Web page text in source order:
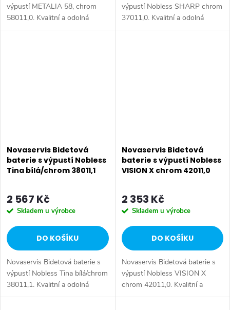
výpustí METALIA 58, chrom
58011,0. Kvalitní a odolná
keramická kartuše KEROX 35
výpustí Nobless SHARP chrom
37011,0. Kvalitní a odolná
keramická kartuše 35 mm s
Novaservis Bidetová
baterie s výpustí Nobless
Tina bílá/chrom 38011,1
2 567 Kč
Skladem u výrobce
DO KOŠÍKU
Novaservis Bidetová baterie s
výpustí Nobless Tina bílá/chrom
38011,1. Kvalitní a odolná
keramická kartuše 35 mm s
Novaservis Bidetová
baterie s výpustí Nobless
VISION X chrom 42011,0
2 353 Kč
Skladem u výrobce
DO KOŠÍKU
Novaservis Bidetová baterie s
výpustí Nobless VISION X
chrom 42011,0. Kvalitní a
odolná keramická kartuše 35